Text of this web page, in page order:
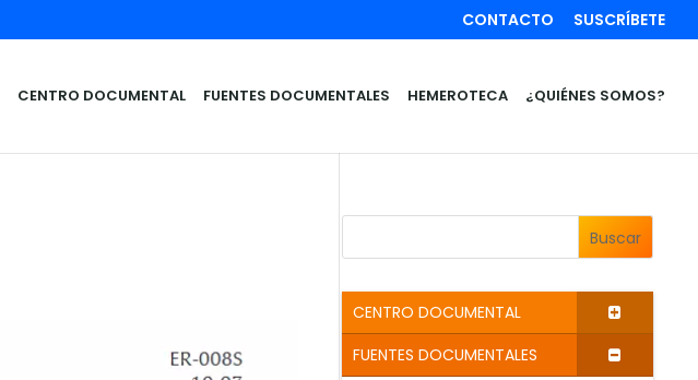
CONTACTO SUSCRÍBETE
CENTRO DOCUMENTAL FUENTES DOCUMENTALES HEMEROTECA ¿QUIÉNES SOMOS?
Buscar
CENTRO DOCUMENTAL
FUENTES DOCUMENTALES